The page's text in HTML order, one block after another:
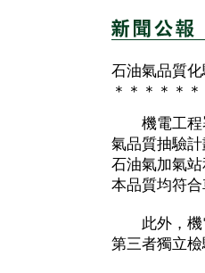
石油氣品質
＊＊＊＊＊
機電工程署
氣品質抽驗
石油氣加氣
本品質均符合
此外，機電
第三者獨立